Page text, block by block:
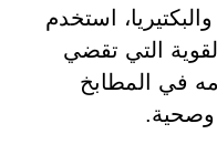
استخدم
التي تقضي
في المطابخ
وصحية.